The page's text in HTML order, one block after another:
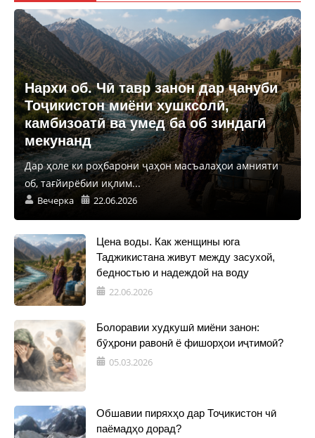
Нархи об. Чӣ тавр занон дар ҷануби
Тоҷикистон миёни хушксолӣ,
камбизоатӣ ва умед ба об зиндагӣ
мекунанд
Дар ҳоле ки роҳбарони ҷаҳон масъалаҳои амнияти
об, тағйирёбии иқлим...
Вечерка 22.06.2026
Цена воды. Как женщины юга
Таджикистана живут между засухой,
бедностью и надеждой на воду
22.06.2026
Болоравии худкушӣ миёни занон:
бӯҳрони равонӣ ё фишорҳои иҷтимоӣ?
05.03.2026
Обшавии пиряхҳо дар Тоҷикистон чӣ
паёмадҳо дорад?